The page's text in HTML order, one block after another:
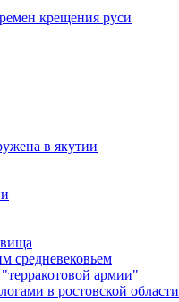
крещения руси
в якутии
средневековьем
армии"
в ростовской области